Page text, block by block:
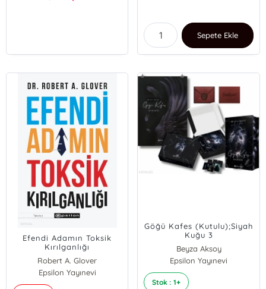
Sepete Ekle
Efendi Adamın Toksik
Kırılganlığı
Robert A. Glover
Epsilon Yayınevi
Göğü Kafes (Kutulu);Siyah
Kuğu 3
Beyza Aksoy
Epsilon Yayınevi
Stok : 1+